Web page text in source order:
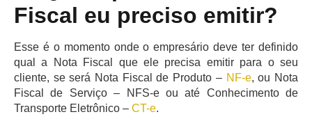
Fiscal eu preciso emitir?
Esse é o momento onde o empresário deve ter definido
qual a Nota Fiscal que ele precisa emitir para o seu
cliente, se será Nota Fiscal de Produto – NF-e, ou Nota
Fiscal de Serviço – NFS-e ou até Conhecimento de
Transporte Eletrônico – CT-e.